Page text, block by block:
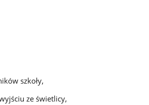
szkoły,
ze świetlicy,